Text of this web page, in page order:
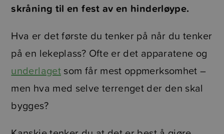
skråning til en fest av en hinderløype.
Hva er det første du tenker på når du tenker
på en lekeplass? Ofte er det apparatene og
underlaget som får mest oppmerksomhet –
men hva med selve terrenget der den skal
bygges?